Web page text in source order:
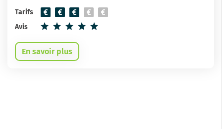
Tarifs
Avis
En savoir plus